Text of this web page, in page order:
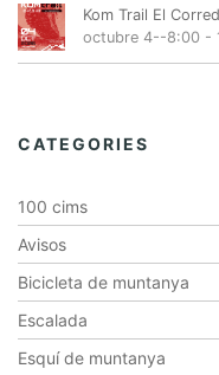
Kom Trail El
octubre 4--8:00 -
CATEGORIES
100 cims
Avisos
Bicicleta de muntanya
Escalada
Esquí de muntanya